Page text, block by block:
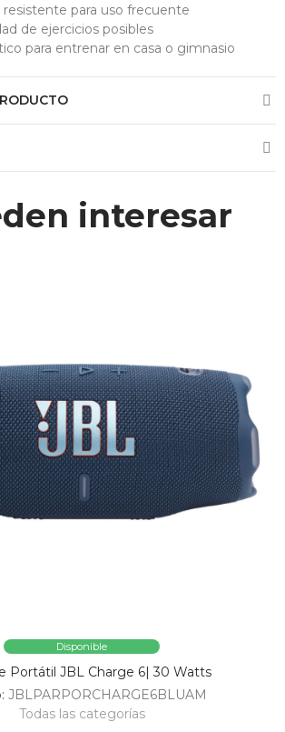
para uso frecuente
de ejercicios posibles
para entrenar en casa o gimnasio
interesar
Disponible
Portátil JBL Charge 6| 30 Watts
JBLPARPORCHARGE6BLUAM
Todas las categorías